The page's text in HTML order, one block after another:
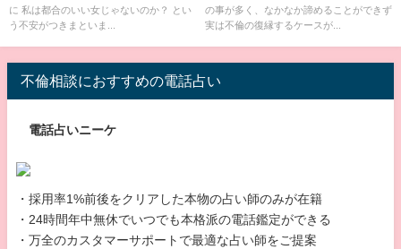
に 私は都合のいい女じゃないのか？ とい
う不安がつきまといま...
の事が多く、なかなか諦めることができず
実は不倫の復縁するケースが...
不倫相談におすすめの電話占い
電話占いニーケ
・採用率1%前後をクリアした本物の占い師のみが在籍
・24時間年中無休でいつでも本格派の電話鑑定ができる
・万全のカスタマーサポートで最適な占い師をご提案